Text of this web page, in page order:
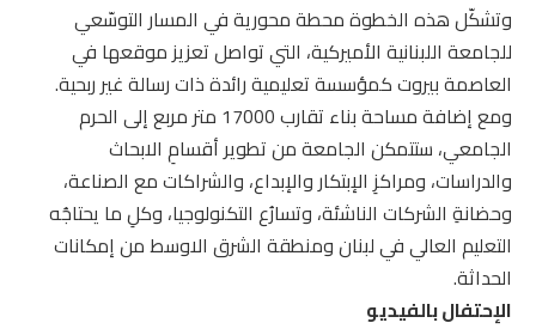
وتشكّل هذه الخطوة محطة محورية في المسار التوسّعي
للجامعة اللبنانية الأميركية، التي تواصل تعزيز موقعها في
العاصمة بيروت كمؤسسة تعليمية رائدة ذات رسالة غير ربحية.
ومع إضافة مساحة بناء تقارب 17000 متر مربع إلى الحرم
الجامعي، ستتمكن الجامعة من تطوير أقسامِ الابحاث
والدراسات، ومراكزِ الإبتكار والإبداع، والشراكات مع الصناعة،
وحضانةِ الشركات الناشئة، وتسارُع التكنولوجيا، وكلِ ما يحتاجُه
التعليم العالي في لبنان ومنطقة الشرق الاوسط من إمكانات
الحداثة.
الإحتفال بالفيديو